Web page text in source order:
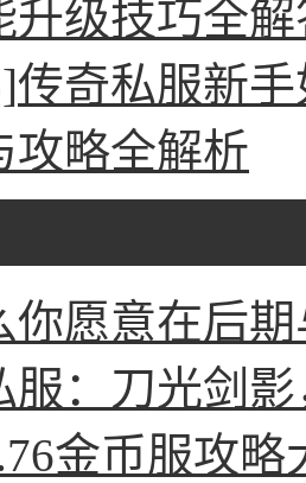
升级技巧全解
传奇私服新
攻略全解析
你愿意在后
服：刀光剑
金币服攻